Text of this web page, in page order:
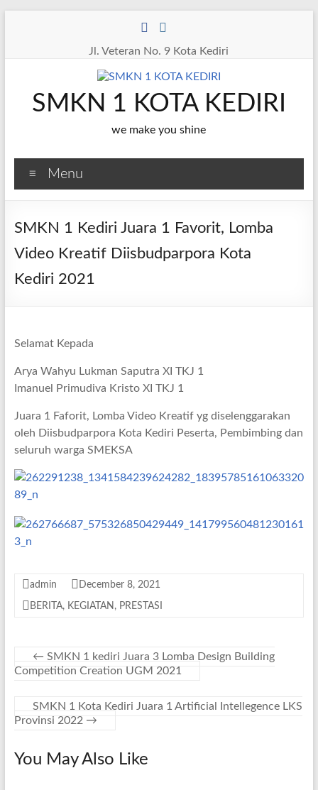
Jl. Veteran No. 9 Kota Kediri
SMKN 1 KOTA KEDIRI
we make you shine
Menu
SMKN 1 Kediri Juara 1 Favorit, Lomba
Video Kreatif Diisbudparpora Kota
Kediri 2021
Selamat Kepada
Arya Wahyu Lukman Saputra XI TKJ 1
Imanuel Primudiva Kristo XI TKJ 1
Juara 1 Faforit, Lomba Video Kreatif yg diselenggarakan
oleh Diisbudparpora Kota Kediri Peserta, Pembimbing dan
seluruh warga SMEKSA
admin December 8, 2021
BERITA, KEGIATAN , PRESTASI
← SMKN 1 kediri Juara 3 Lomba Design Building
Competition Creation UGM 2021
SMKN 1 Kota Kediri Juara 1 Artificial Intellegence LKS
Provinsi 2022 →
You May Also Like